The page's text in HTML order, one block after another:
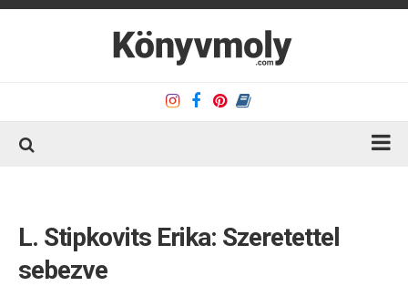
Könyvajánló
L. Stipkovits Erika: Szeretettel
sebezve